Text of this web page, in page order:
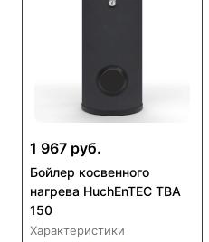
1 967 руб.
Бойлер косвенного
нагрева HuchEnTEC TBA
150
Характеристики